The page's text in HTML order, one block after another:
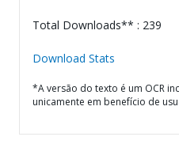
Total Downloads** : 239
Download Stats
*A versão do texto é um OCR
unicamente em benefício de